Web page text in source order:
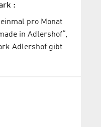
:
pro Monat
in Adlershof“,
Adlershof gibt